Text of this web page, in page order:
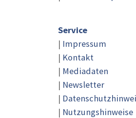
Service
| Impressum
| Kontakt
| Mediadaten
| Newsletter
|
| Nutzungshinweise